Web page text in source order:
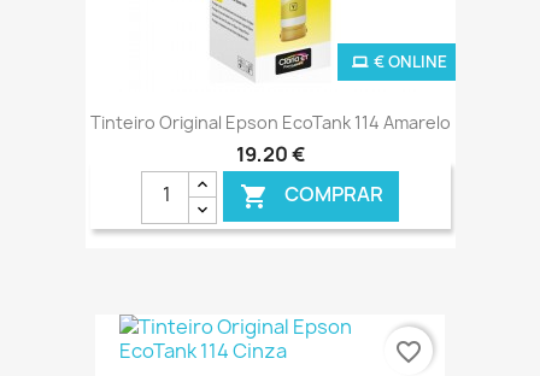
Tinteiro Original Epson EcoTank 114 Amarelo
19,20 €
 COMPRAR
€ ONLINE
favorite_border